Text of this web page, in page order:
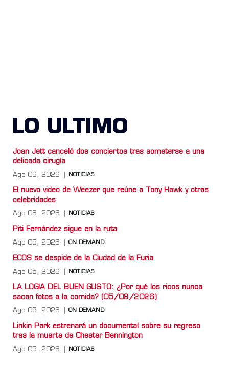
LO ULTIMO
Joan Jett canceló dos conciertos tras someterse a una
delicada cirugía
Ago 06, 2026 NOTICIAS
El nuevo video de Weezer que reúne a Tony Hawk y otras
celebridades
Ago 06, 2026 NOTICIAS
Piti Fernández sigue en la ruta
Ago 05, 2026 ON DEMAND
ECOS se despide de la Ciudad de la Furia
Ago 05, 2026 NOTICIAS
LA LOGIA DEL BUEN GUSTO: ¿Por qué los ricos nunca
sacan fotos a la comida? (05/08/2026)
Ago 05, 2026 ON DEMAND
Linkin Park estrenará un documental sobre su regreso
tras la muerte de Chester Bennington
Ago 05, 2026 NOTICIAS